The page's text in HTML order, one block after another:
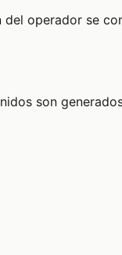
operador se
son